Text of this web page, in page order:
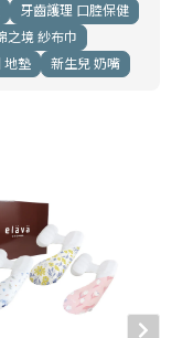
牙齒護理 口腔保健
之境 紗布巾
地墊 新生兒 奶嘴